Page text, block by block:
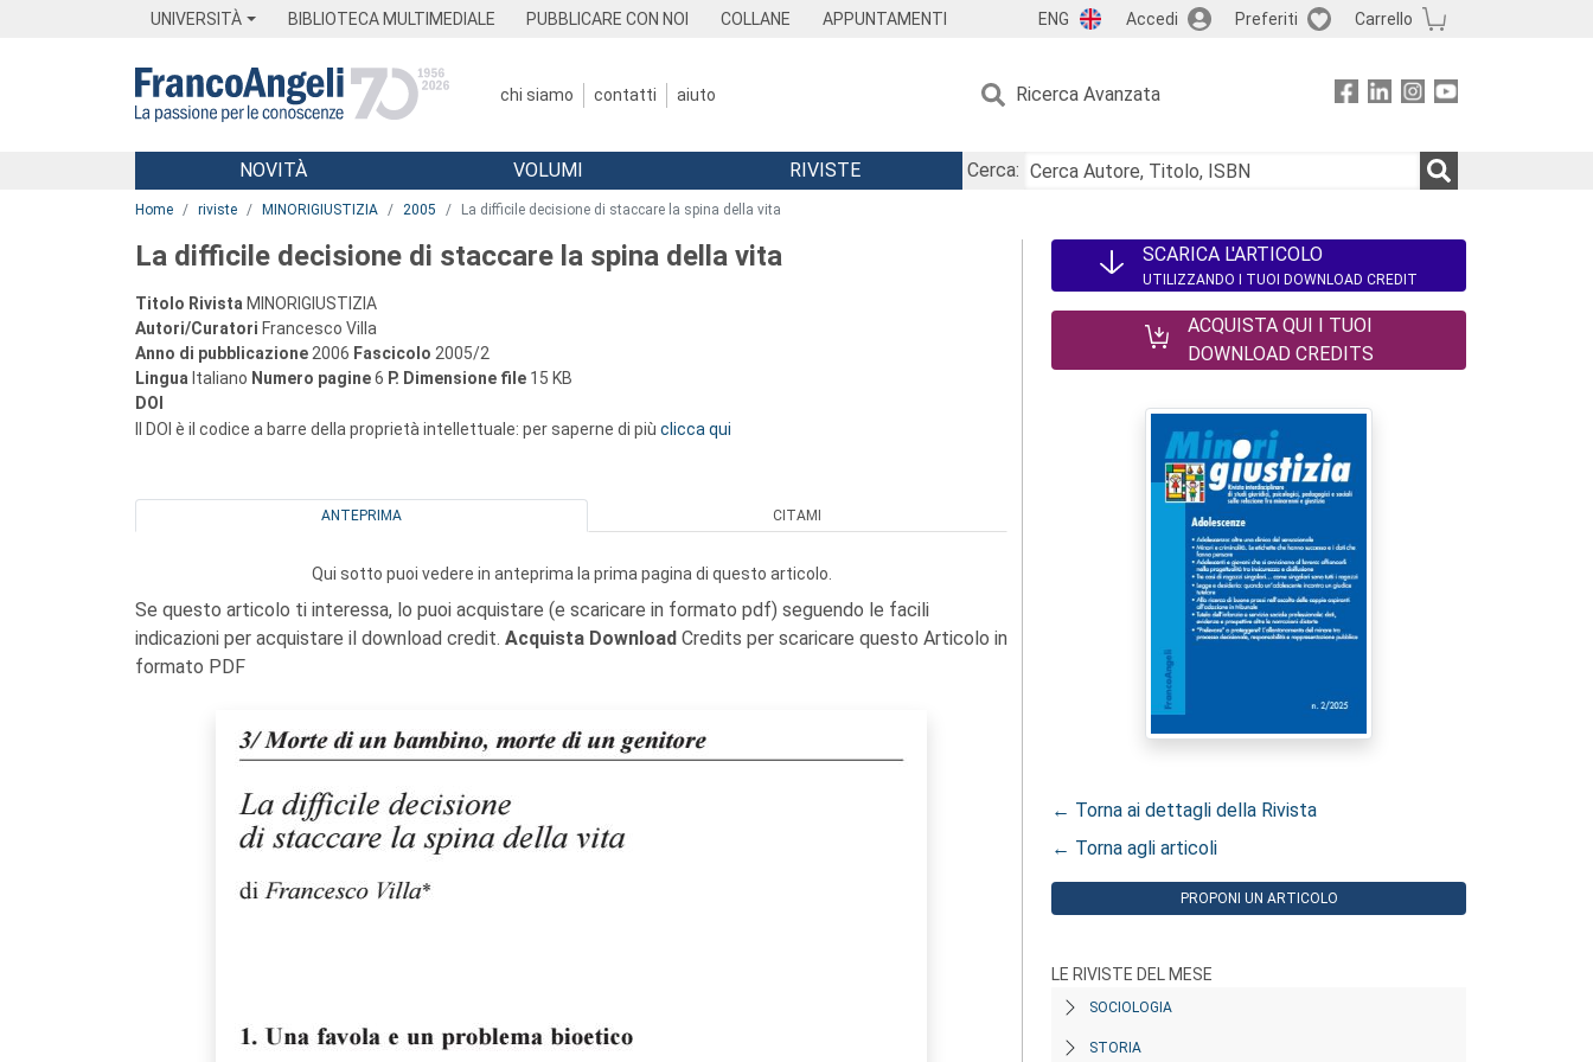
UNIVERSITÀ BIBLIOTECA MULTIMEDIALE PUBBLICARE CON NOI COLLANE APPUNTAMENTI ENG Accedi Preferiti Carrello
chi siamo contatti aiuto Ricerca Avanzata
Menu
NOVITÀ VOLUMI RIVISTE
Cerca:
Home riviste MINORIGIUSTIZIA 2005 La difficile decisione di staccare la spina della vita
La difficile decisione di staccare la spina della vita
Titolo Rivista MINORIGIUSTIZIA
Autori/Curatori Francesco Villa
Anno di pubblicazione 2006 Fascicolo 2005/2
Lingua Italiano Numero pagine6 P. Dimensione file 15 KB
DOI
Il DOI è il codice a barre della proprietà intellettuale: per saperne di più clicca qui
ANTEPRIMA CITAMI
Qui sotto puoi vedere in anteprima la prima pagina di questo articolo.
Se questo articolo ti interessa, lo puoi acquistare (e scaricare in formato pdf) seguendo le facili
indicazioni per acquistare il download credit. Acquista Download Credits per scaricare questo Articolo in
formato PDF
SCARICA L'ARTICOLO
UTILIZZANDO I TUOI DOWNLOAD CREDIT
ACQUISTA QUI I TUOI
DOWNLOAD CREDITS
← Torna ai dettagli della Rivista
← Torna agli articoli
PROPONI UN ARTICOLO
LE RIVISTE DEL MESE
SOCIOLOGIA
STORIA